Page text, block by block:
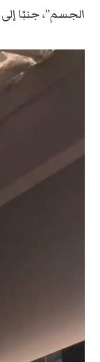
الجسم”، جنبًا